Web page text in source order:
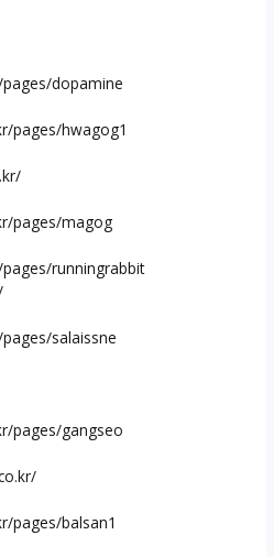
pages/dopamine
pages/hwagog1
pages/magog
pages/runningrabbit
salaissne
pages/gangseo
pages/balsan1